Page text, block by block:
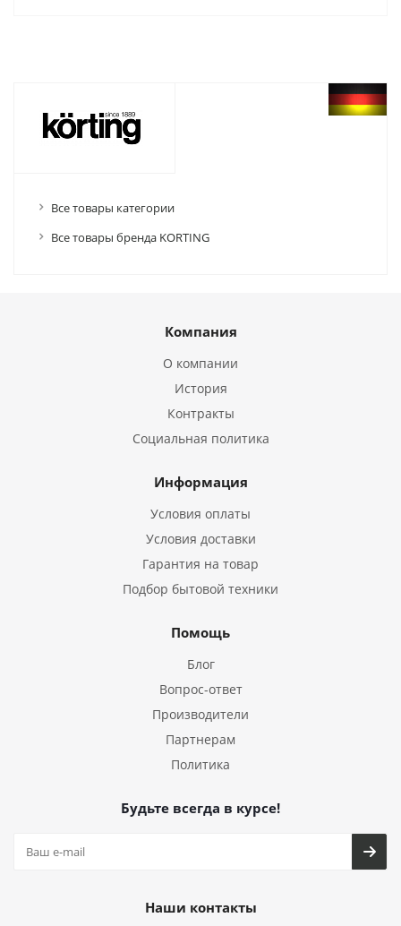
Все товары категории
Все товары бренда KORTING
Компания
О компании
История
Контракты
Социальная политика
Информация
Условия оплаты
Условия доставки
Гарантия на товар
Подбор бытовой техники
Помощь
Блог
Вопрос-ответ
Производители
Партнерам
Политика
Будьте всегда в курсе!
Наши контакты